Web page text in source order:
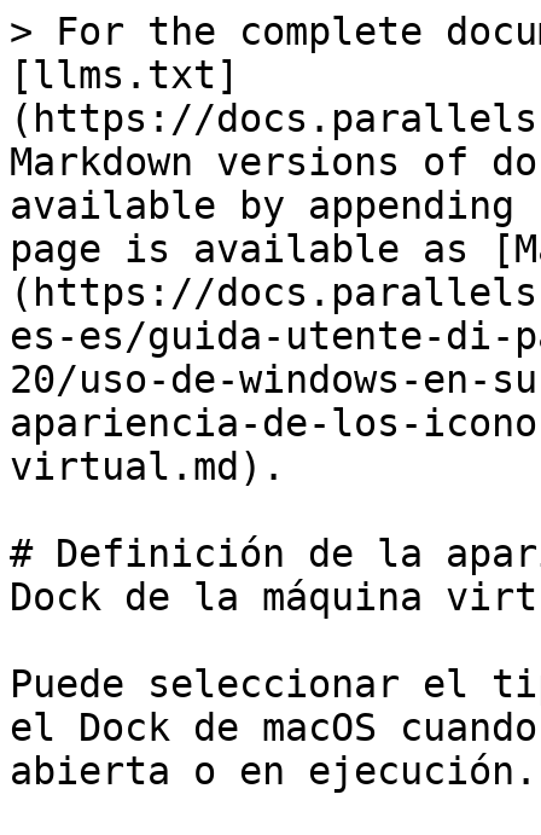
> For the complete
[llms.txt]
(https://
Markdown versions of
available by
page is available as
(https://
es-es/guida-utente-di-
20/uso-de-windows-en-
apariencia-de-los-
virtual.md).
# Definición de la
Dock de la máquina
Puede seleccionar el
el Dock de macOS
abierta o en ejecución.